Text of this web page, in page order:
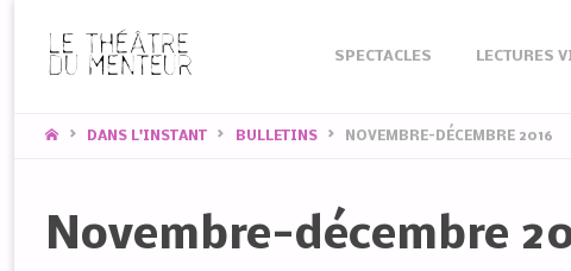
content
SPECTACLES LECTURES
HOMEDANS L'INSTANT BULLETINS NOVEMBRE-DÉCEMBRE 2016
Novembre-décembre